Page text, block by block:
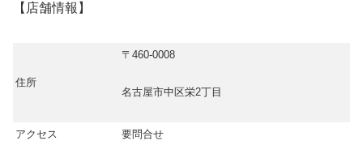
【店舗情報】
住所
〒460-0008
名古屋市中区栄2丁目
アクセス
要問合せ